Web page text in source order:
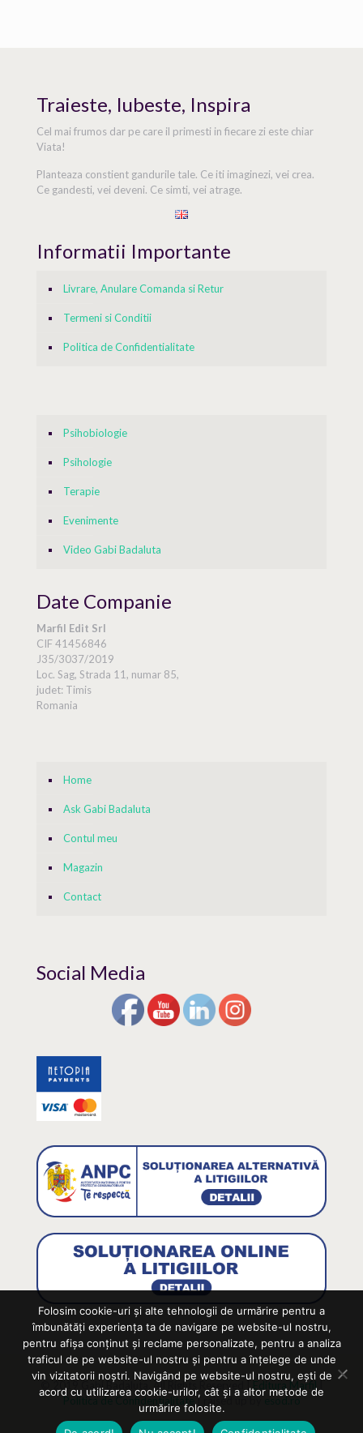
Traieste, Iubeste, Inspira
Cel mai frumos dar pe care il primesti in fiecare zi este chiar
Viata!
Planteaza constient gandurile tale. Ce iti imaginezi, vei crea.
Ce gandesti, vei deveni. Ce simti, vei atrage.
Informatii Importante
Livrare, Anulare Comanda si Retur
Termeni si Conditii
Politica de Confidentialitate
Psihobiologie
Psihologie
Terapie
Evenimente
Video Gabi Badaluta
Date Companie
Marfil Edit Srl
CIF 41456846
J35/3037/2019
Loc. Sag, Strada 11, numar 85,
judet: Timis
Romania
Home
Ask Gabi Badaluta
Contul meu
Magazin
Contact
Social Media
© 2019 Gabi Badaluta. All Rights Reserved |Editura Marfil|
Politica de Confidentialitate | raised up by esod.ro
Folosim cookie-uri și alte tehnologii de urmărire pentru a
îmbunătăți experiența ta de navigare pe website-ul nostru,
pentru afișa conținut și reclame personalizate, pentru a analiza
traficul de pe website-ul nostru și pentru a înțelege de unde
vin vizitatorii noștri. Navigând pe website-ul nostru, ești de
acord cu utilizarea cookie-urilor, cât și a altor metode de
urmărire folosite.